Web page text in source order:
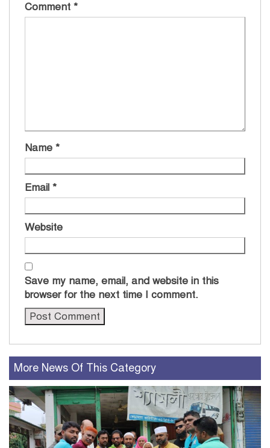
Comment *
Name *
Email *
Website
Save my name, email, and website in this
browser for the next time I comment.
More News Of This Category